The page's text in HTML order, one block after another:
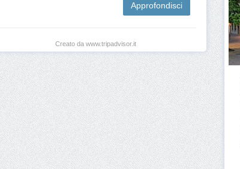
Approfondisci
Creato da www.tripadvisor.it